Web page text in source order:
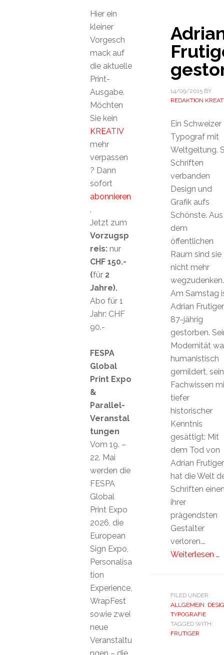
14/09/2015BY
REDAKTION
Ein Schweizer
Typograf mit
Weltgeltung.
Schriften
verbanden
Design und
Grafik aufs
Schönste. Aus
dem
öffentlichen
Raum sind sie
nicht mehr
wegzudenken.
Am Samstag
Adrian Frutiger
87-jährig
gestorben.
Modernität
humanistisch
gemildert, sein
Fachwissen
tiefer
historischer
Kenntnis
gesättigt: Mit
dem Tod von
Adrian Frutiger
hat die Welt
Schriften
ihrer
prägendsten
Gestalter
verloren.…
Weiterlesen …
FILED UNDER:
ALLGEMEIN,
TYPOGRAFIE
TAGGED WITH:
FRUTIGER
Hier ein
kleiner
Vorgesch
mack auf
die aktuelle
Print-
Ausgabe.
Möchten
Sie kein
KREATIV
mehr
verpassen
? Dann
sofort
abonnieren
.
Jetzt zum
Vorzugsp
reis: nur
CHF 150.-
(für 2
Jahre).
Abo für 1
Jahr: CHF
90.-
FESPA
Global
Print Expo
&
Parallel-
Veranstal
tungen
Vom 19. –
22. Mai
werden die
FESPA
Global
Print Expo
2026, die
European
Sign Expo,
Personalisa
tion
Experience,
WrapFest
sowie zwei
neue
Veranstaltu
ngen – die